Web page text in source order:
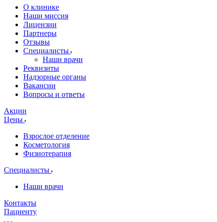
О клинике
Наши миссия
Лицензии
Партнеры
Отзывы
Специалисты
Наши врачи
Реквизиты
Надзорные органы
Вакансии
Вопросы и ответы
Акции
Цены
Взрослое отделение
Косметология
Физиотерапия
Специалисты
Наши врачи
Контакты
Пациенту